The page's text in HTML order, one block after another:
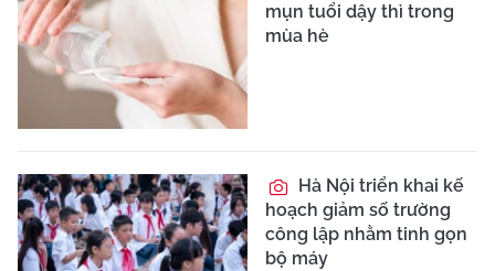
mụn tuổi dậy thì trong
mùa hè
Hà Nội triển khai kế
hoạch giảm số trường
công lập nhằm tinh gọn
bộ máy